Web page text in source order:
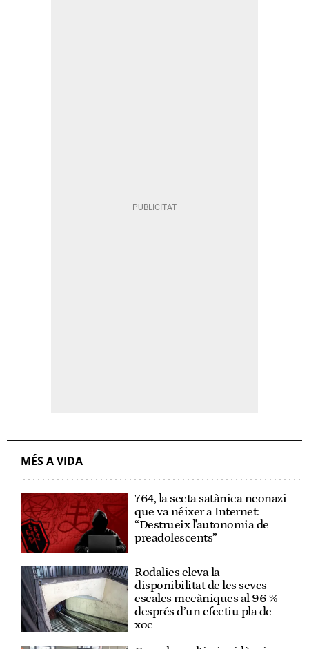
MÉS A VIDA
764, la secta satànica neonazi
que va néixer a Internet:
“Destrueix l'autonomia de
preadolescents”
Rodalies eleva la
disponibilitat de les seves
escales mecàniques al 96 %
després d’un efectiu pla de
xoc